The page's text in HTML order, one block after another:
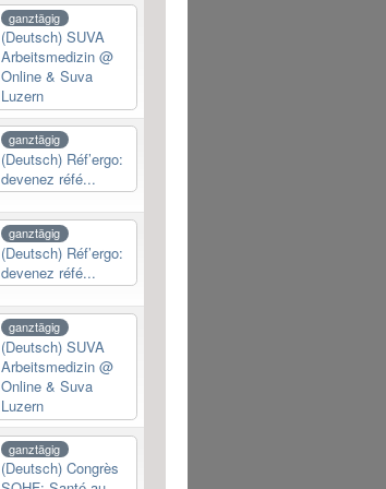
ganztägig
(Deutsch) SUVA
Arbeitsmedizin @
Online & Suva
Luzern
ganztägig
(Deutsch) Réf’ergo:
devenez réfé...
ganztägig
(Deutsch) Réf’ergo:
devenez réfé...
ganztägig
(Deutsch) SUVA
Arbeitsmedizin @
Online & Suva
Luzern
ganztägig
(Deutsch) Congrès